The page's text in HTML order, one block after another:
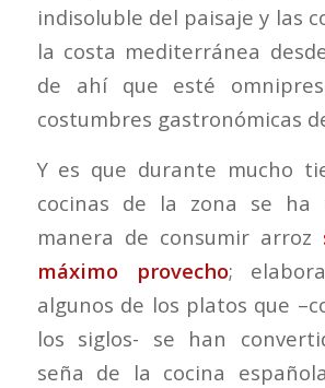
indisoluble del paisaje y las
la costa mediterránea
de ahí que esté
costumbres gastronómicas
Y es que durante mucho
cocinas de la zona se ha
manera de consumir arroz
máximo provecho;
algunos de los platos que
los siglos- se han
seña de la cocina